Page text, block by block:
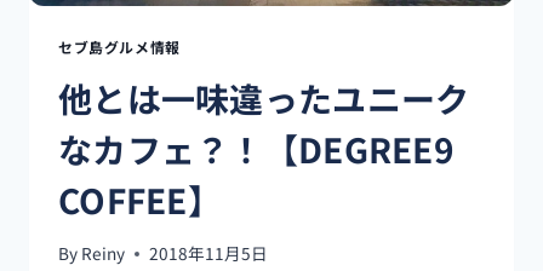
セブ島グルメ情報
他とは一味違ったユニーク
なカフェ？！【DEGREE9
COFFEE】
By Reiny 2018年11月5日